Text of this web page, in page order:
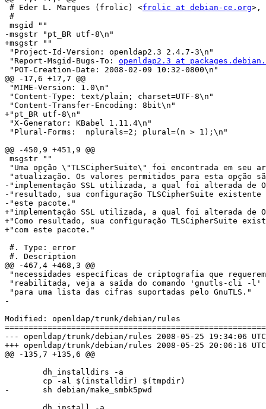
# Eder L. Marques (frolic) <frolic at debian-ce.org>,
#
msgid ""
-msgstr "pt_BR utf-8\n"
+msgstr ""
"Project-Id-Version: openldap2.3 2.4.7-3\n"
"Report-Msgid-Bugs-To: openldap2.3 at
"POT-Creation-Date: 2008-02-09 10:32-0800\n"
@@ -17,6 +17,7 @@
"MIME-Version: 1.0\n"
"Content-Type: text/plain; charset=UTF-8\n"
"Content-Transfer-Encoding: 8bit\n"
+"pt_BR utf-8\n"
"X-Generator: KBabel 1.11.4\n"
"Plural-Forms:  nplurals=2; plural=(n > 1);\n"
@@ -450,9 +451,9 @@
msgstr ""
"Uma opção \"TLSCipherSuite\" foi encontrada em seu
"atualização. Os valores permitidos para esta opção
-"implementação SSL utilizada, a qual foi alterada de
-"resultado, sua configuração TLSCipherSuite
-"este pacote."
+"implementação SSL utilizada, a qual foi alterada de
+"Como resultado, sua configuração TLSCipherSuite
+"com este pacote."
#. Type: error
#. Description
@@ -467,4 +468,3 @@
"necessidades específicas de criptografia que
"reabilitada, veja a saída do comando 'gnutls-cli -l'
"para uma lista das cifras suportadas pelo GnuTLS."
-
Modified: openldap/trunk/debian/rules
--- openldap/trunk/debian/rules	2008-05-25 19:34:06 UTC (rev 1134)
+++ openldap/trunk/debian/rules	2008-05-25 20:06:16 UTC (rev 1135)
@@ -135,7 +135,6 @@
-	sh debian/make_smbk5pwd